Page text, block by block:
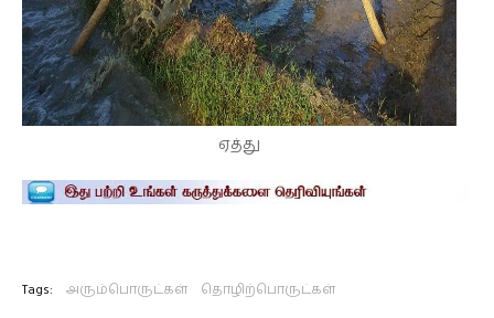
ஏத்து
Tags: அரும்பொருட்கள் தொழிற்பொருட்கள்